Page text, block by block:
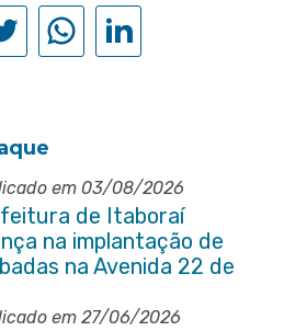
em 03/08/2026
de Itaboraí
na implantação de
na Avenida 22 de
para reforçar a
no trânsito
em 27/06/2026